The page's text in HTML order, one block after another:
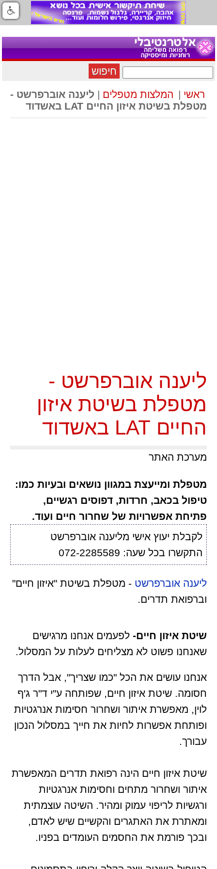
חיפוש
ראשי | המלצות מטפלים | ליענה אוברפרשט -
מטפלת בשיטת איזון החיים LAT באשדוד
ליענה אוברפרשט -
מטפלת בשיטת איזון
החיים LAT באשדוד
מערכת האתר
מטפלת ומייעצת במגוון נושאים ובעיות כמו:
טיפול בכאב, חרדות, דפוסים רגשיים,
פתיחת אפשרויות של שחרור חיים ועוד.
לקבלת יעוץ אישי מליענה אוברפרשט
התקשרו בכל שעה: 072-2285589
ליענה אוברפרשט - מטפלת בשיטת "איזון חיים"
וברפואת תדרים.
שיטת איזון חיים-לפעמים אנחנו מרגישים
שאנחנו פשוט לא מצליחים לעלות על המסלול.
אנחנו עושים את הכל "כמו שצריך", אבל הדרך
חסומה. שיטת איזון חיים, שפותחה ע"י ד"ר ג'ף
לוין, מאפשרת איתור ושחרור חסימות אנרגטיות
ופותחת אפשרות לחיות את חייך במסלול הנכון
עבורך.
שיטת איזון חיים הינה רפואת תדרים המאפשרת
איתור ושחרור מתחים וחסימות אנרגטיות
ורגשיות לריפוי עמוק ומהיר. השיטה עוצמתית
ומאתרת את האתגרים והקשיים שיש לאדם,
ובכך פורמת את החסמים העומדים בפניו.